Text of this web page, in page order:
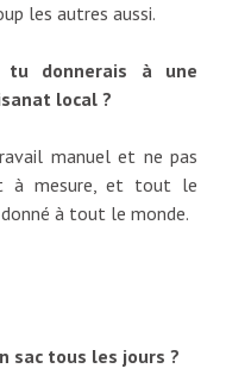
les autres aussi.
donnerais à une
local ?
manuel et ne pas
à mesure, et tout le
à tout le monde.
sac tous les jours ?